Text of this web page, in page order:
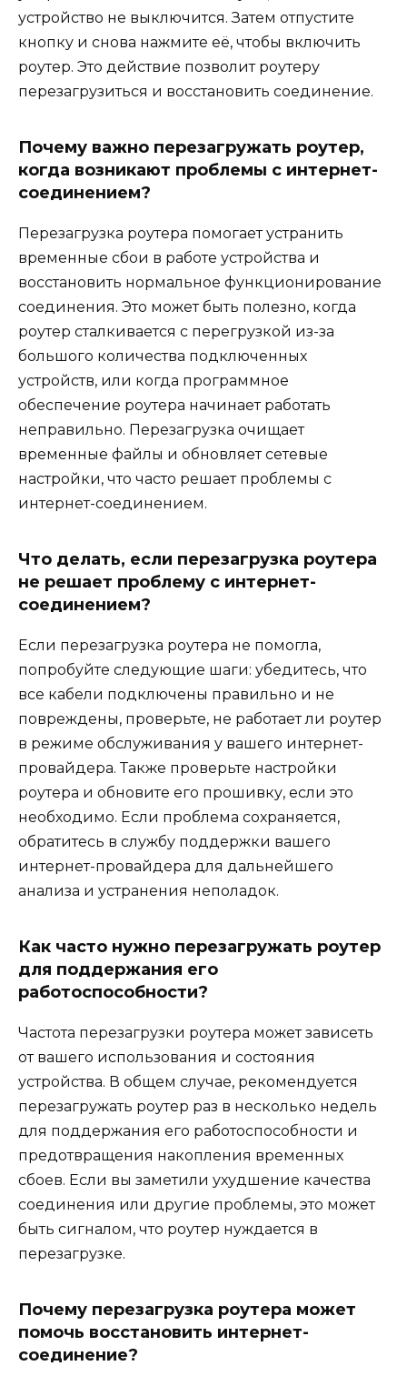
устройство не выключится. Затем отпустите
кнопку и снова нажмите её, чтобы включить
роутер. Это действие позволит роутеру
перезагрузиться и восстановить соединение.
Почему важно перезагружать роутер,
когда возникают проблемы с интернет-
соединением?
Перезагрузка роутера помогает устранить
временные сбои в работе устройства и
восстановить нормальное функционирование
соединения. Это может быть полезно, когда
роутер сталкивается с перегрузкой из-за
большого количества подключенных
устройств, или когда программное
обеспечение роутера начинает работать
неправильно. Перезагрузка очищает
временные файлы и обновляет сетевые
настройки, что часто решает проблемы с
интернет-соединением.
Что делать, если перезагрузка роутера
не решает проблему с интернет-
соединением?
Если перезагрузка роутера не помогла,
попробуйте следующие шаги: убедитесь, что
все кабели подключены правильно и не
повреждены, проверьте, не работает ли роутер
в режиме обслуживания у вашего интернет-
провайдера. Также проверьте настройки
роутера и обновите его прошивку, если это
необходимо. Если проблема сохраняется,
обратитесь в службу поддержки вашего
интернет-провайдера для дальнейшего
анализа и устранения неполадок.
Как часто нужно перезагружать роутер
для поддержания его
работоспособности?
Частота перезагрузки роутера может зависеть
от вашего использования и состояния
устройства. В общем случае, рекомендуется
перезагружать роутер раз в несколько недель
для поддержания его работоспособности и
предотвращения накопления временных
сбоев. Если вы заметили ухудшение качества
соединения или другие проблемы, это может
быть сигналом, что роутер нуждается в
перезагрузке.
Почему перезагрузка роутера может
помочь восстановить интернет-
соединение?